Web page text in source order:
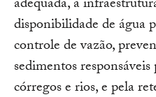
adequada, a
disponibilidade de água
controle de vazão,
sedimentos
córregos e rios, e pela